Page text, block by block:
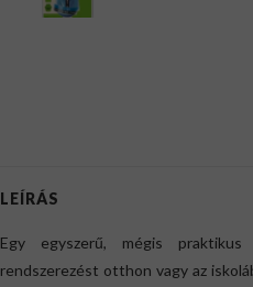
LEÍRÁS
Egy egyszerű, mégis
rendszerezést otthon vagy az